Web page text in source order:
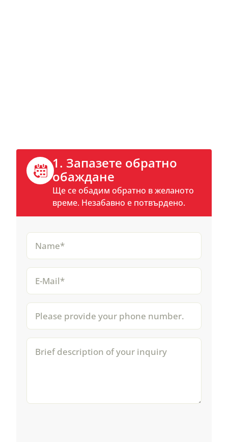
1. Запазете обратно
обаждане
Ще се обадим обратно в желаното
време. Незабавно е потвърдено.